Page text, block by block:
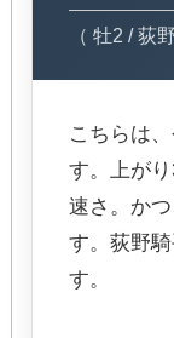
（ 牡2 / 荻
こちらは
す。上が
速さ。か
す。荻野
す。